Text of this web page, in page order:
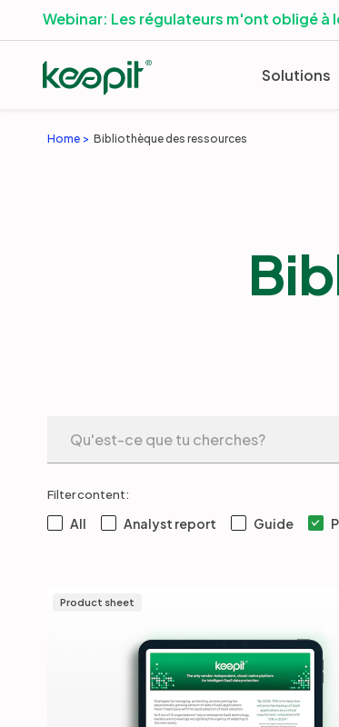
Webinar: Les régulateurs m'ont obligé à
Solutions
Home Bibliothèque des ressources
Filter content:
All Analyst report Guide
Product sheet